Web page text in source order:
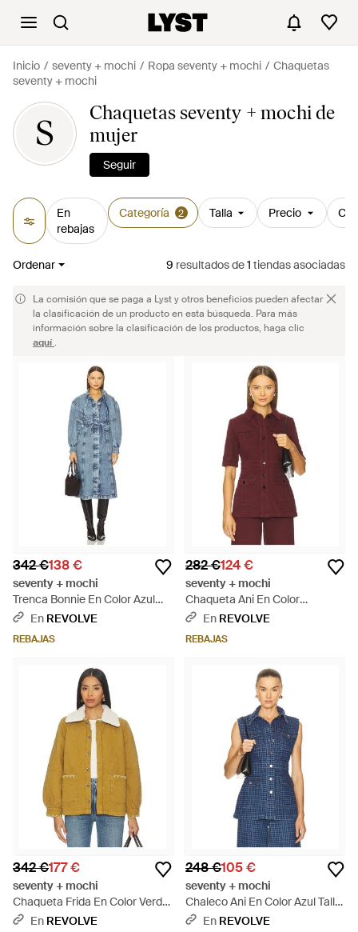
Inicio seventy + mochi Ropa seventy + mochi
Chaquetas
seventy + mochi
S
Chaquetas seventy + mochi de
mujer
Seguir
En
rebajas
Categoría 2 Talla Precio
Ordenar 9 resultadosde1 tiendas asociadas
La comisión que se paga a Lyst y otros beneficios pueden afectar
la clasificación de un producto en esta búsqueda. Para más
información sobre la clasificación de los productos, haga clic
aquí.
342 €138 €
seventy + mochi
Trenca Bonnie En Color Azul
Talla (También En Xs) - Azul
En REVOLVE
REBAJAS
282 €124 €
seventy + mochi
Chaqueta Ani En Color
Burgundy Talla (También En
En REVOLVE
REBAJAS
342 €177 €
seventy + mochi
Chaqueta Frida En Color Verde
Oliva Talla (También En Xs) -
En REVOLVE
248 €105 €
seventy + mochi
Chaleco Ani En Color Azul Talla
(También En Xs, S, Xl) - Azul
En REVOLVE